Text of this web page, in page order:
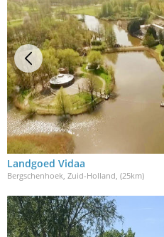
Landgoed Vidaa
Bergschenhoek, Zuid-Holland , (25km)